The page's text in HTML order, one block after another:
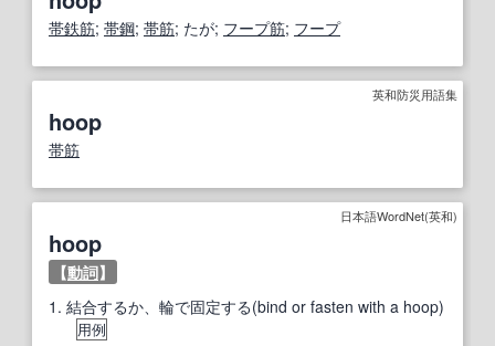
帯鉄筋; 帯鋼; 帯筋; たが; フープ筋; フープ
英和防災用語集
hoop
帯筋
日本語WordNet(英和)
hoop
【動詞】
1. 結合するか、輪で固定する(bind or fasten with a hoop)
用例